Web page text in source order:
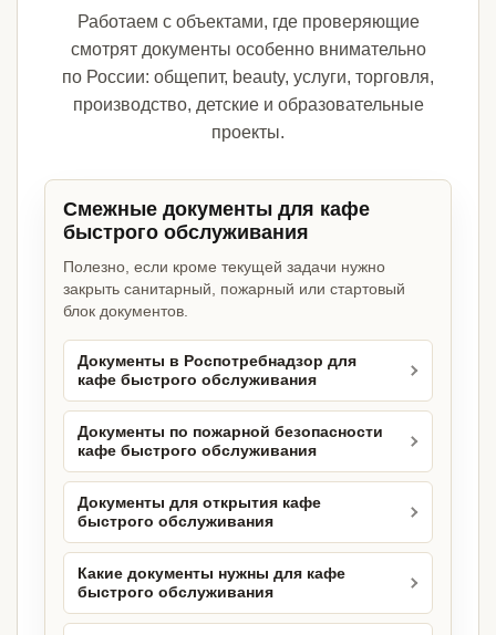
Работаем с объектами, где проверяющие
смотрят документы особенно внимательно
по России: общепит, beauty, услуги, торговля,
производство, детские и образовательные
проекты.
Смежные документы для кафе
быстрого обслуживания
Полезно, если кроме текущей задачи нужно
закрыть санитарный, пожарный или стартовый
блок документов.
Документы в Роспотребнадзор для
кафе быстрого обслуживания
Документы по пожарной безопасности
кафе быстрого обслуживания
Документы для открытия кафе
быстрого обслуживания
Какие документы нужны для кафе
быстрого обслуживания